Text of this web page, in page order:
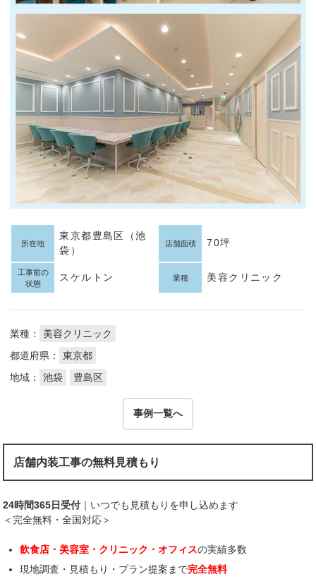
所在地
東京都豊島区（池
袋）
店舗面積 70坪
工事前の
状態
スケルトン 業種 美容クリニック
業種：
美容クリニック
都道府県：
東京都
地域：
池袋 豊島区
事例一覧へ
店舗内装工事の無料見積もり
24時間365日受付 ｜いつでも見積もりを申し込めます
＜完全無料・全国対応＞
飲食店・美容室・クリニック・オフィスの実績多数
現地調査・見積もり・プラン提案まで完全無料